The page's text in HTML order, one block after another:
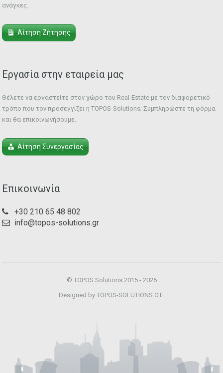
ανάγκες.
Αίτηση Ζήτησης
Εργασία στην εταιρεία μας
Θέλετε να εργαστείτε στον χώρο του Real-Estate με τον διαφορετικό
τρόπο που τον προσεγγίζει η TOPOS-Solutions; Συμπληρώστε τη φόρμα
και θα επικοινωνήσουμε.
Αίτηση Συνεργασίας
Επικοινωνία
+30 210 65 48 802
info@topos-solutions.gr
© TOPOS Solutions 2015 - 2026
Designed by TOPOS-SOLUTIONS O.E.